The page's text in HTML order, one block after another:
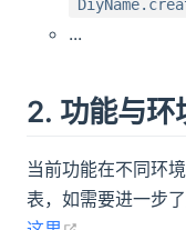
...
2. 功能与环
当前功能在不同环
表，如需要进一步